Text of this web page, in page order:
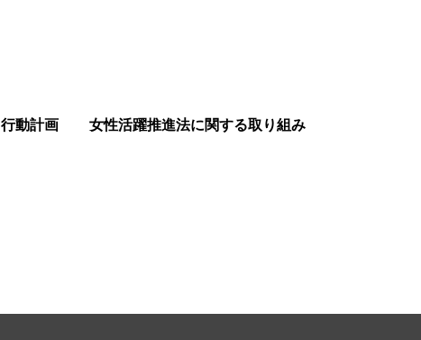
行動計画 女性活躍推進法に関する取り組み